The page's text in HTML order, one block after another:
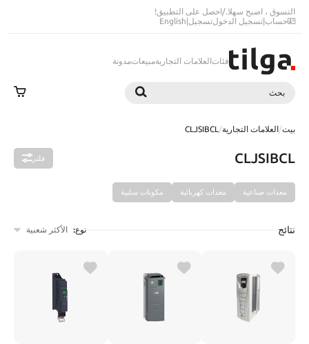
التسوق ، اصبح سهلا./احصل على التطبيق!
حساب|تسجيل الدخولتسجيل|
English
فئات العلامات التجاريةمبيعاتمدونة
بحث
بيت/ العلامات التجارية/
CLJSIBCL
CLJSIBCL فلتر
معدات صناعية معدات كهربائية مكونات سلبية
نتائج نوع: الأكثر شعبية